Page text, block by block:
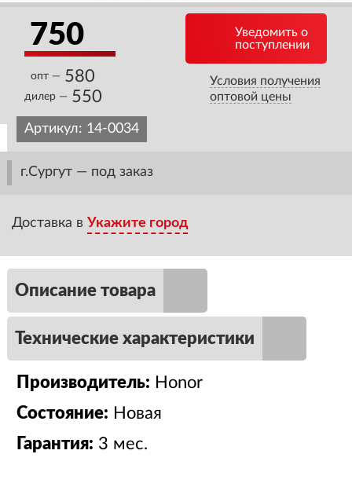
750
опт — 580
дилер — 550
Уведомить о
поступлении
Условия получения
оптовой цены
Артикул: 14-0034
г.Сургут — под заказ
Доставка в Укажите город
Описание товара
Технические характеристики
Производитель: Honor
Состояние: Новая
Гарантия: 3 мес.